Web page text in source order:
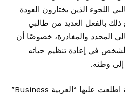
اللجوء الذين يختارون العودة
بالفعل العديد من طالبي
المحدد والمغادرة، خصوصًا أن
في إعادة تنظيم حياته
وطنه.
وفقًا لبيانات رسمية حكومية اطلعت عليها “العربية Business”